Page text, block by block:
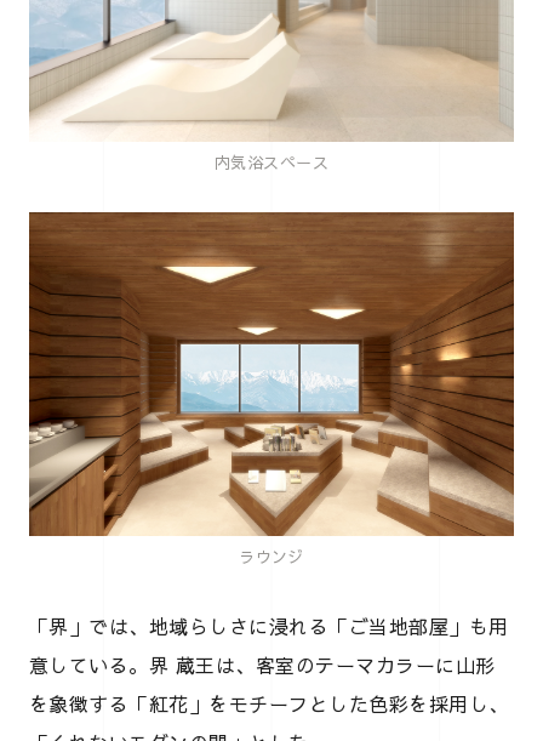
内気浴スペース
ラウンジ
「界」では、地域らしさに浸れる「ご当地部屋」も用
意している。界 蔵王は、客室のテーマカラーに山形
を象徴する「紅花」をモチーフとした色彩を採用し、